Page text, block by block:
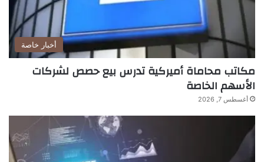
أخبار خاصة
مكاتب محاماة أميركية تدرس بيع حصص لشركات
الأسهم الخاصة
أغسطس 7, 2026